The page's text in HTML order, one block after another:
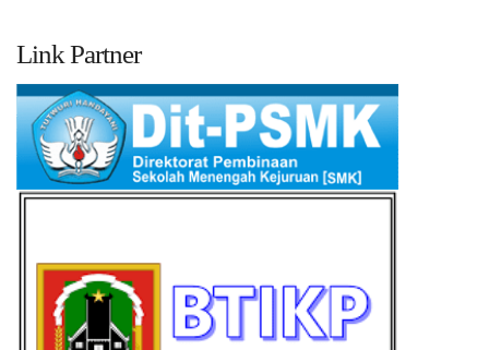
Link Partner